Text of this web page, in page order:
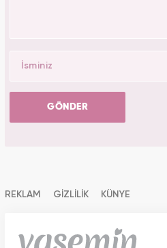
GÖNDER
REKLAM GİZLİLİK KÜNYE